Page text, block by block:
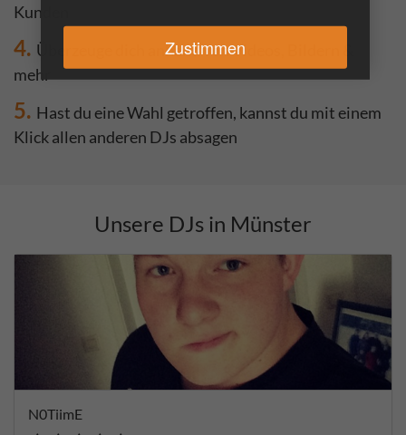
Zustimmen
Kunden
4. Überzeuge dich anhand von Videos, Bildern &
mehr
5. Hast du eine Wahl getroffen, kannst du mit einem
Klick allen anderen DJs absagen
Unsere DJs in Münster
N0TiimE